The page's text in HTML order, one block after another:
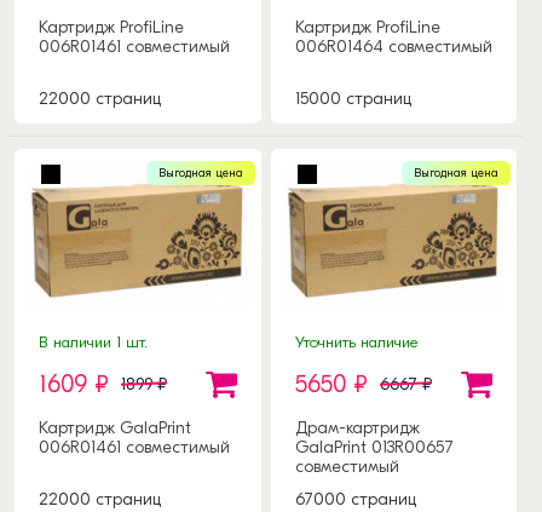
Картридж ProfiLine
006R01461 совместимый
22000 страниц
Картридж ProfiLine
006R01464 совместимый
15000 страниц
Выгодная цена
В наличии 1 шт.
1609 ₽ 1899 ₽
Картридж GalaPrint
006R01461 совместимый
22000 страниц
Выгодная цена
Уточнить наличие
5650 ₽ 6667 ₽
Драм-картридж
GalaPrint 013R00657
совместимый
67000 страниц